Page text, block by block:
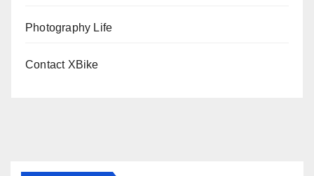
Photography Life
Contact XBike